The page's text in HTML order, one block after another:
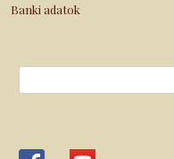
Banki adatok